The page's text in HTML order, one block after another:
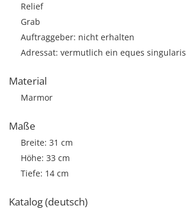
Relief
Grab
Auftraggeber: nicht erhalten
Adressat: vermutlich ein eques singularis
Material
Marmor
Maße
Breite: 31 cm
Höhe: 33 cm
Tiefe: 14 cm
Katalog (deutsch)